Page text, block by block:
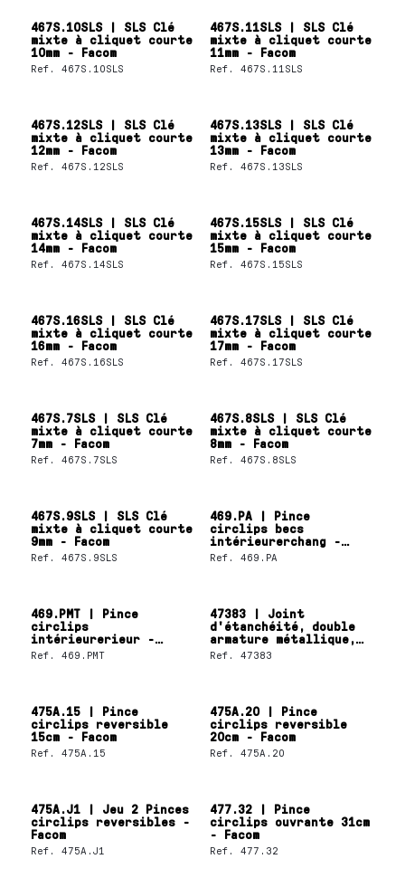
467S.10SLS | SLS Clé
mixte à cliquet courte
10mm - Facom
Ref.467S.10SLS
467S.11SLS | SLS Clé
mixte à cliquet courte
11mm - Facom
Ref. 467S.11SLS
467S.12SLS | SLS Clé
mixte à cliquet courte
12mm - Facom
Ref.467S.12SLS
467S.13SLS | SLS Clé
mixte à cliquet courte
13mm - Facom
Ref. 467S.13SLS
467S.14SLS | SLS Clé
mixte à cliquet courte
14mm - Facom
Ref.467S.14SLS
467S.15SLS | SLS Clé
mixte à cliquet courte
15mm - Facom
Ref. 467S.15SLS
467S.16SLS | SLS Clé
mixte à cliquet courte
16mm - Facom
Ref.467S.16SLS
467S.17SLS | SLS Clé
mixte à cliquet courte
17mm - Facom
Ref. 467S.17SLS
467S.7SLS | SLS Clé
mixte à cliquet courte
7mm - Facom
Ref.467S.7SLS
467S.8SLS | SLS Clé
mixte à cliquet courte
8mm - Facom
Ref. 467S.8SLS
467S.9SLS | SLS Clé
mixte à cliquet courte
9mm - Facom
Ref.467S.9SLS
469.PA | Pince
circlips becs
intérieurerchang -
Facom
Ref. 469.PA
469.PMT | Pince
circlips
intérieurerieur -
Facom
Ref.469.PMT
47383 | Joint
d'étanchéité, double
armature métallique,
lèvre SKF Wave
Ref. 47383
475A.15 | Pince
circlips reversible
15cm - Facom
Ref.475A.15
475A.20 | Pince
circlips reversible
20cm - Facom
Ref. 475A.20
475A.J1 | Jeu 2 Pinces
circlips reversibles -
Facom
Ref.475A.J1
477.32 | Pince
circlips ouvrante 31cm
- Facom
Ref. 477.32